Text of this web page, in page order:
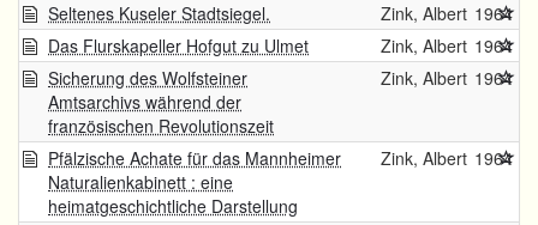
Seltenes Kuseler Stadtsiegel. Zink, Albert 1964
Das Flurskapeller Hofgut zu Ulmet
Zink, Albert 1964
Sicherung des Wolfsteiner
Amtsarchivs während der
französischen Revolutionszeit
Zink, Albert 1964
Pfälzische Achate für das Mannheimer
Naturalienkabinett : eine
heimatgeschichtliche Darstellung
Zink, Albert 1964